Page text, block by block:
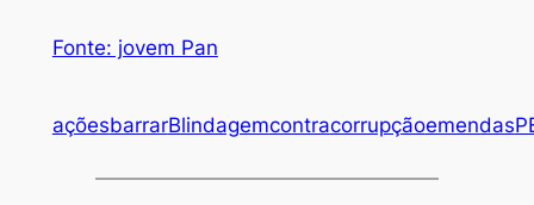
Fonte: jovem Pan
açõesbarrarBlindagemcontracorrupçãoemendas